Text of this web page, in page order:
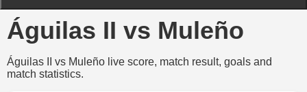
Águilas II vs Muleño
Águilas II vs Muleño live score, match result, goals and
match statistics.